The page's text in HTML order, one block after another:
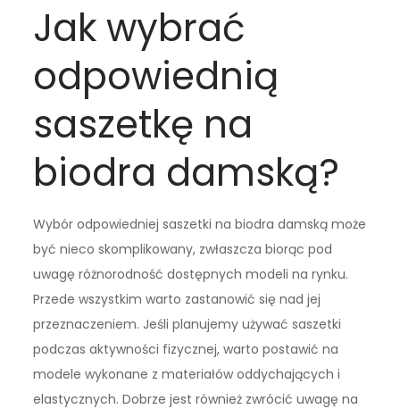
Jak wybrać
odpowiednią
saszetkę na
biodra damską?
Wybór odpowiedniej saszetki na biodra damską może
być nieco skomplikowany, zwłaszcza biorąc pod
uwagę różnorodność dostępnych modeli na rynku.
Przede wszystkim warto zastanowić się nad jej
przeznaczeniem. Jeśli planujemy używać saszetki
podczas aktywności fizycznej, warto postawić na
modele wykonane z materiałów oddychających i
elastycznych. Dobrze jest również zwrócić uwagę na